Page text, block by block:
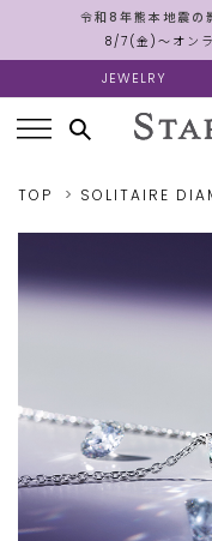
令和8年熊本地震の
8/7(金)～オン
JEWELRY
TOP SOLITAIRE